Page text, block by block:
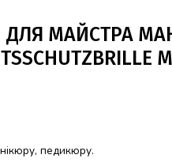
ДЛЯ МАЙСТРА
педикюру.